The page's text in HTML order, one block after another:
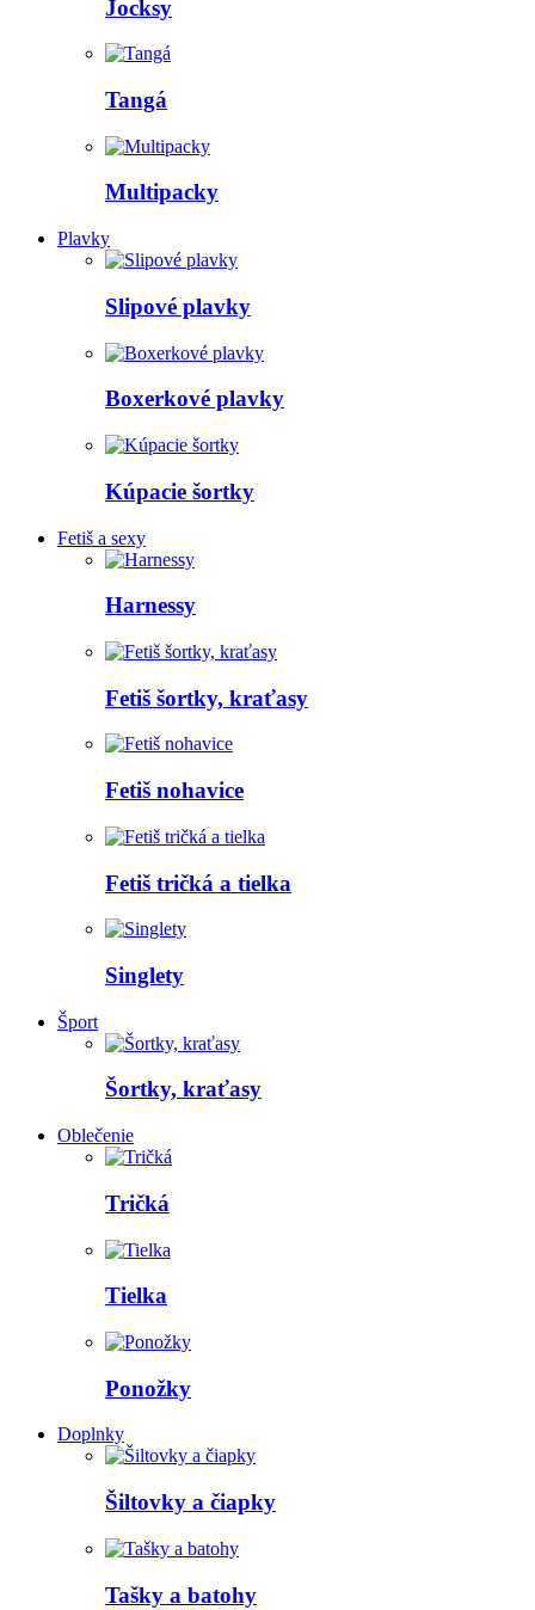
Jocksy
Tangá
Multipacky
Plavky
Slipové plavky
Boxerkové plavky
Kúpacie šortky
Fetiš a sexy
Harnessy
Fetiš šortky, kraťasy
Fetiš nohavice
Fetiš tričká a tielka
Singlety
Šport
Šortky, kraťasy
Oblečenie
Tričká
Tielka
Ponožky
Doplnky
Šiltovky a čiapky
Tašky a batohy